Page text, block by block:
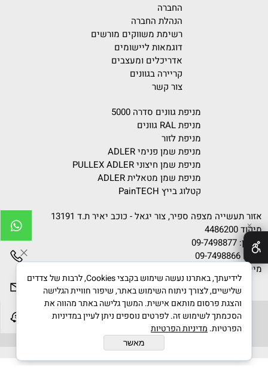
החברה
הנהלת החברה
רשימת משווקים מורשים
דוגמאות ליישומים
אדריכלים ומעצבים
קריירה בגוונים
צור קשר
מניפת גוונים סדרה 5000
מניפת RAL גוונים
מניפת לזור
מניפת שמן פנימי ADLER
מניפת שמן חיצוני PULLEX ADLER
מניפת שמן מטאלית ADLER
קטלוג בייץ PainTECH
אזור תעשייה מצפה ספיר, צור יגאל - כוכב יאיר ת.ד 13191
מיקוד 4486200
טלפון: 09-7498877
פקס: 09-7498866
מייל:
גוונים © 2020 All Rights Reserved
✕
לידיעתך, באתרנו נעשה שימוש בקבצי Cookies, לרבות של צדדים
שלישיים, לצורך ניתוח השימוש באתר, שיפור חוויית הגלישה
והצגת פרסום מותאם אישית. המשך גלישה באתר מהווה את
הסכמתך לשימוש זה. לפרטים נוספים ניתן לעיין במדיניות
הפרטיות. מדיניות הפרטיות
מאשר